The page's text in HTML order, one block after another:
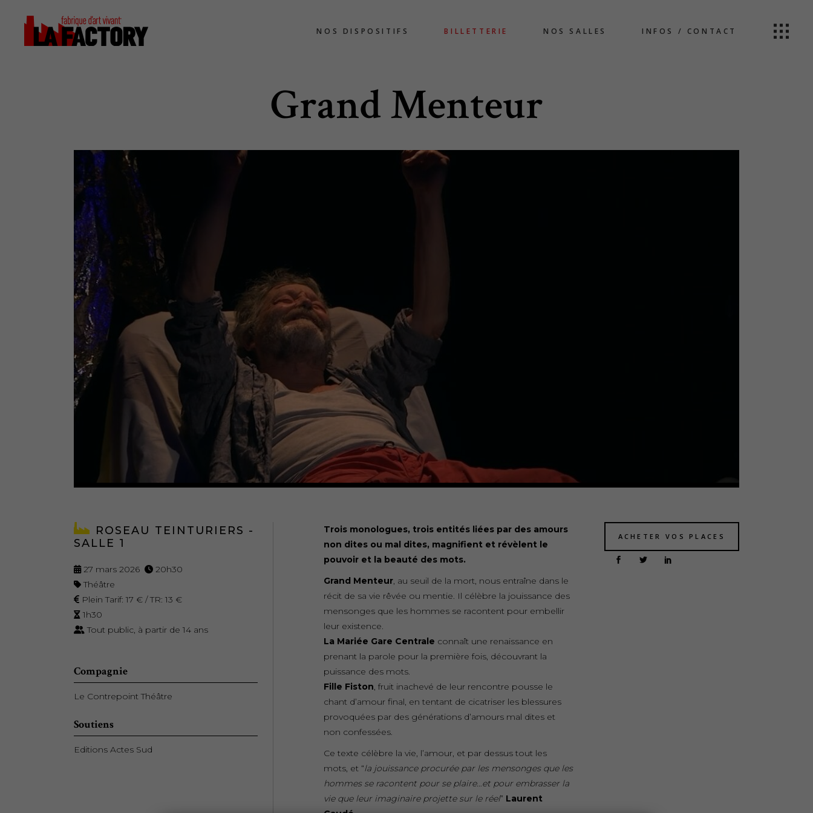
NOS DISPOSITIFS BILLETTERIE NOS SALLES INFOS / CONTACT
Grand Menteur
ROSEAU TEINTURIERS -
SALLE 1
27 mars 2026
20h30
Théâtre
Plein Tarif: 17 € / TR: 13 €
1h30
Tout public, à partir de 14 ans
Compagnie
Le Contrepoint Théâtre
Soutiens
Editions Actes Sud
Trois monologues, trois entités liées par des amours
non dites ou mal dites, magnifient et révèlent le
pouvoir et la beauté des mots.
Grand Menteur, au seuil de la mort, nous entraîne dans le
récit de sa vie rêvée ou mentie. Il célèbre la jouissance des
mensonges que les hommes se racontent pour embellir
leur existence.
La Mariée Gare Centrale connaît une renaissance en
prenant la parole pour la première fois, découvrant la
puissance des mots.
Fille Fiston, fruit inachevé de leur rencontre pousse le
chant d’amour final, en tentant de cicatriser les blessures
provoquées par des générations d’amours mal dites et
non confessées.
Ce texte célèbre la vie, l’amour, et par dessus tout les
mots, et “la jouissance procurée par les mensonges que les
hommes se racontent pour se plaire…et pour embrasser la
vie que leur imaginaire projette sur le réel” Laurent
ACHETER VOS PLACES